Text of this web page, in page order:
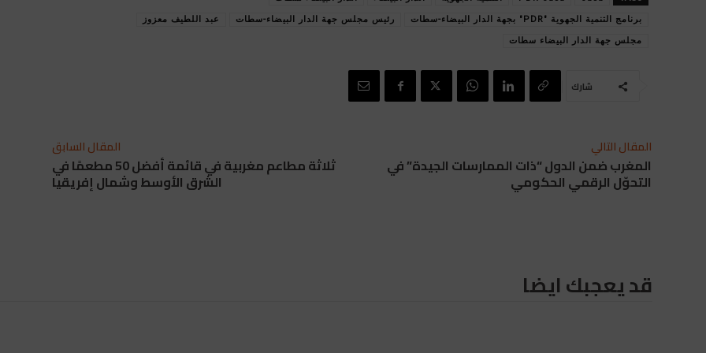
برنامج التنمية الجهوية "PDR" بجهة الدار البيضاء-سطات رئيس مجلس جهة الدار البيضاء-سطات عبد اللطيف معزوز
مجلس جهة الدار البيضاء سطات
شارك
المقال السابق
ثلاثة مطاعم مغربية في قائمة أفضل 50 مطعمًا في
الشرق الأوسط وشمال إفريقيا
المقال التالي
المغرب ضمن الدول “ذات الممارسات الجيدة” في
التحوّل الرقمي الحكومي
قد يعجبك ايضا